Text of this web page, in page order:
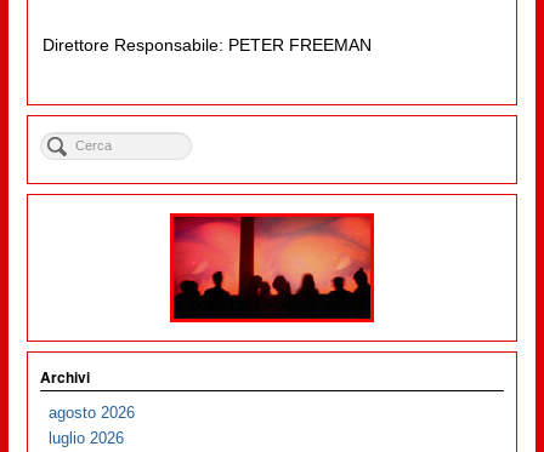
Direttore Responsabile: PETER FREEMAN
Archivi
agosto 2026
luglio 2026